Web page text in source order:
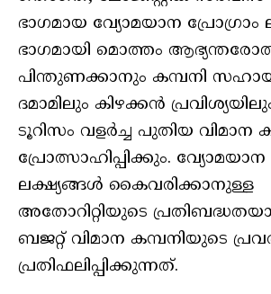
ഭാഗമായ വ്യോമയാന
ഭാഗമായി മൊത്തം
പിന്തുണക്കാനും കമ്പനി
ദമാമിലും കിഴക്കന്‍
ടൂറിസം വളര്‍ച്ച പുതിയ വിമാന
പ്രോത്സാഹിപ്പിക്കും.
ലക്ഷ്യങ്ങള്‍ കൈവരിക്കാനുള്ള
അതോറിറ്റിയുടെ
ബജറ്റ് വിമാന കമ്പനിയുടെ
പ്രതിഫലിപ്പിക്കുന്നത്.